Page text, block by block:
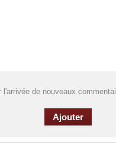
l'arrivée de nouveaux